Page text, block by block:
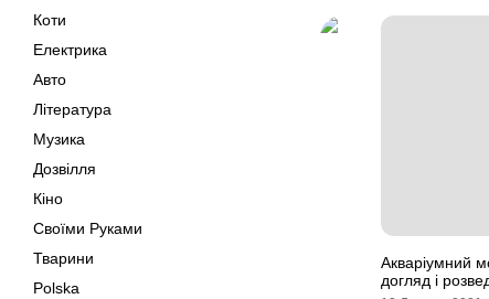
Коти
Електрика
Авто
Література
Музика
Дозвілля
Кіно
Своїми Руками
Тварини
Polska
Акваріумний
догляд і